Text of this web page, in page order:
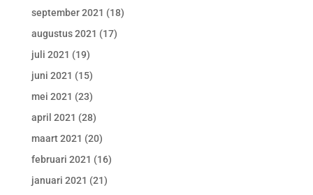
september 2021 (18)
augustus 2021 (17)
juli 2021 (19)
juni 2021 (15)
mei 2021 (23)
april 2021 (28)
maart 2021 (20)
februari 2021 (16)
januari 2021 (21)